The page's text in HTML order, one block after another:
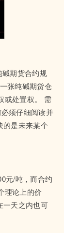
期货合约规
张纯碱期货仓
或处置权。 需
须仔细阅读并
的是未来某个
元/吨，而合约
理论上的价
一天之内也可